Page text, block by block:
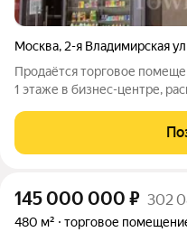
Москва, 2-я Владимирская
Продаётся торговое
1 этаже в бизнес-центре,
Планировка смешанная.
въезду.
145 000 000 ₽ 302
480 м² торговое